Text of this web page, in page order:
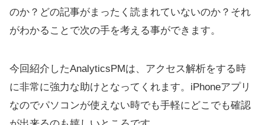
のか？どの記事がまったく読まれていないのか？それ
がわかることで次の手を考える事ができます。
今回紹介したAnalyticsPMは、アクセス解析をする時
に非常に強力な助けとなってくれます。iPhoneアプリ
なのでパソコンが使えない時でも手軽にどこでも確認